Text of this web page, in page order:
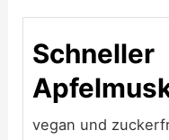
Schneller
vegan und